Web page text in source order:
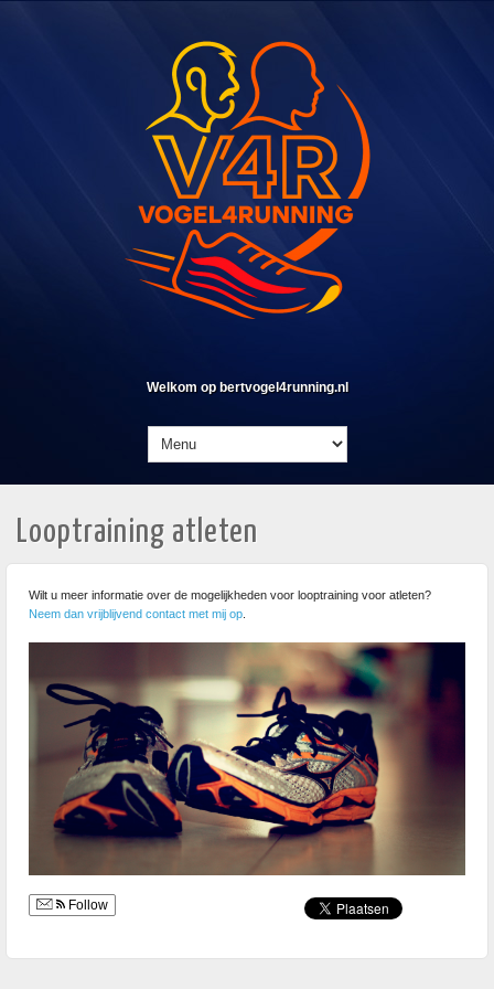
Welkom op bertvogel4running.nl
Looptraining atleten
Wilt u meer informatie over de mogelijkheden voor looptraining voor atleten?
Neem dan vrijblijvend contact met mij op
Follow